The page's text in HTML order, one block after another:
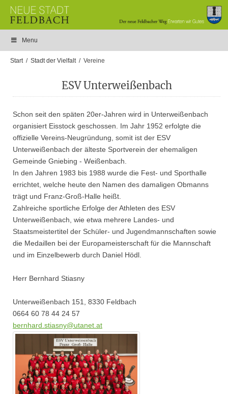
Menu
Start Stadt der Vielfalt Vereine
ESV Unterweißenbach
Schon seit den späten 20er-Jahren wird in Unterweißenbach
organisiert Eisstock geschossen. Im Jahr 1952 erfolgte die
offizielle Vereins-Neugründung, somit ist der ESV
Unterweißenbach der älteste Sportverein der ehemaligen
Gemeinde Gniebing - Weißenbach.
In den Jahren 1983 bis 1988 wurde die Fest- und Sporthalle
errichtet, welche heute den Namen des damaligen Obmanns
trägt und Franz-Groß-Halle heißt.
Zahlreiche sportliche Erfolge der Athleten des ESV
Unterweißenbach, wie etwa mehrere Landes- und
Staatsmeistertitel der Schüler- und Jugendmannschaften sowie
die Medaillen bei der Europameisterschaft für die Mannschaft
und im Einzelbewerb durch Daniel Hödl.
Herr Bernhard Stiasny
Unterweißenbach 151, 8330 Feldbach
0664 60 78 44 24 57
bernhard.stiasny@utanet.at